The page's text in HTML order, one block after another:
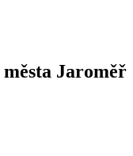
města Jaroměř